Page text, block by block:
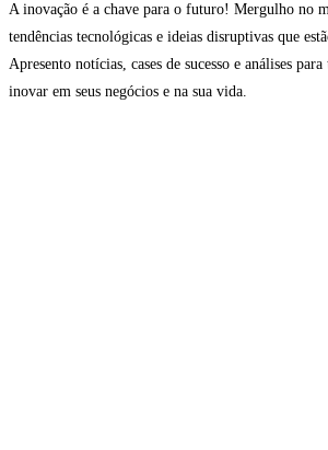
A inovação é a chave para o futuro! Mergulho no
tendências tecnológicas e ideias disruptivas que
Apresento notícias, cases de sucesso e análises
inovar em seus negócios e na sua vida.